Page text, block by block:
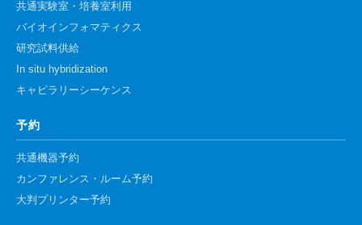
共通実験室・培養室利用
バイオインフォマティクス
研究試料供給
In situ hybridization
キャピラリーシーケンス
予約
共通機器予約
カンファレンス・ルーム予約
大判プリンター予約